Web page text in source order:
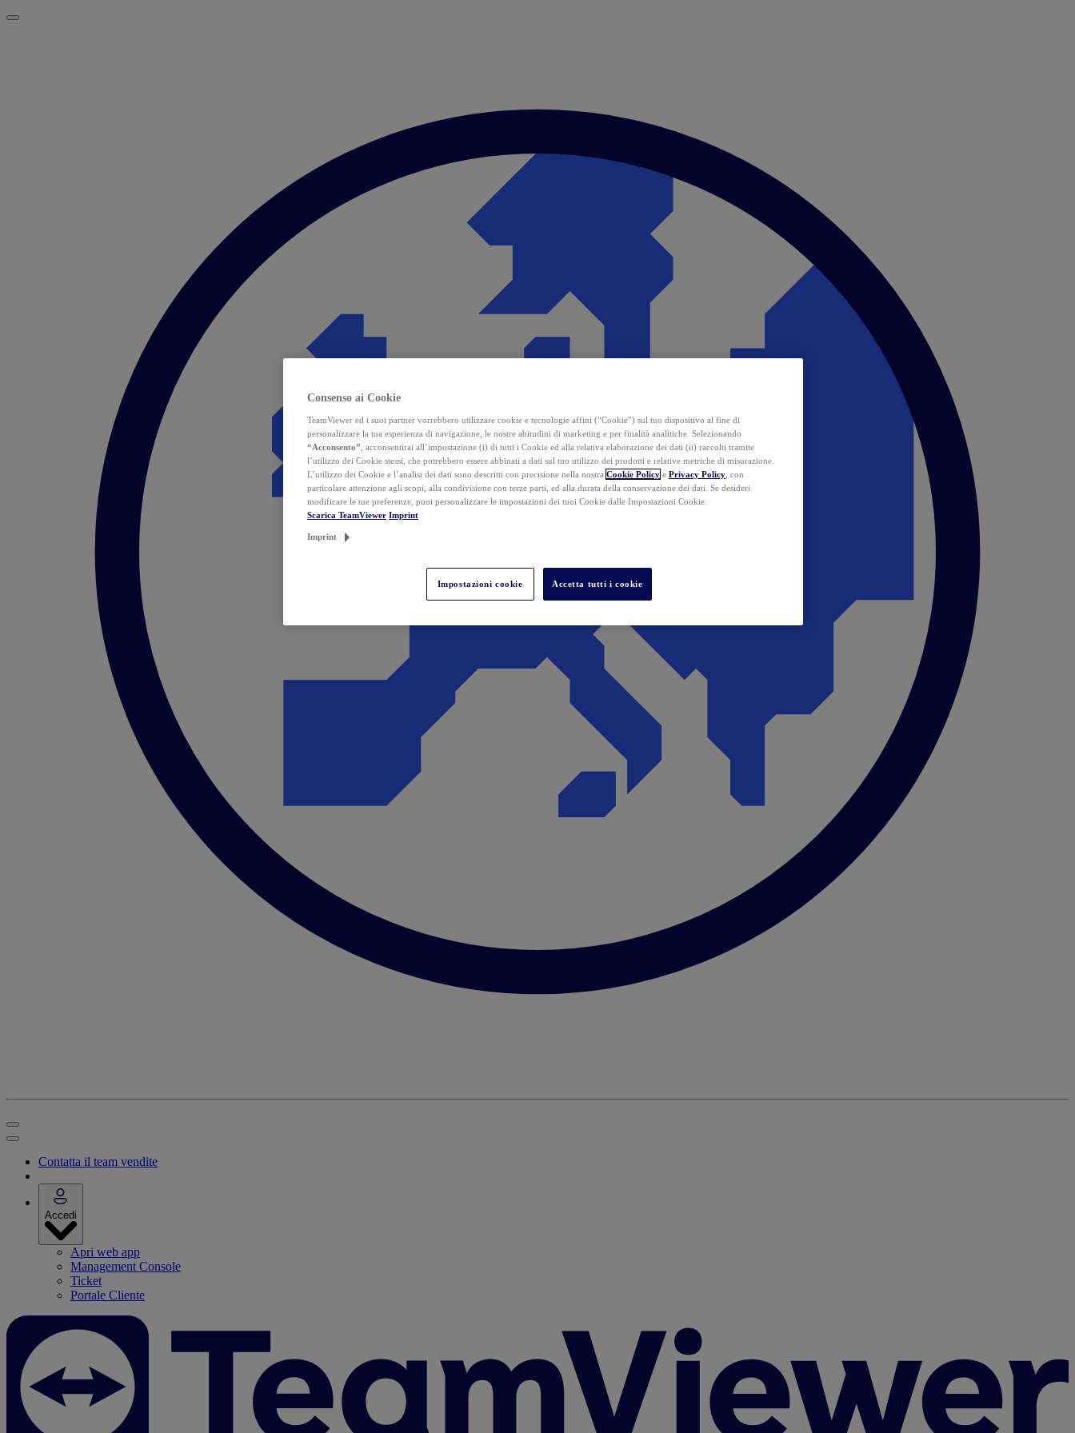
Contatta il team vendite
Accedi
Apri web app
Management Console
Ticket
Portale Cliente
Consenso ai Cookie
TeamViewer ed i suoi partner vorrebbero utilizzare cookie e tecnologie affini (“Cookie”) sul tuo dispositivo al fine di
personalizzare la tua esperienza di navigazione, le nostre abitudini di marketing e per finalità analitiche. Selezionando
“Acconsento” , acconsentirai all’impostazione (i) di tutti i Cookie ed alla relativa elaborazione dei dati (ii) raccolti tramite
l’utilizzo dei Cookie stessi, che potrebbero essere abbinati a dati sul tuo utilizzo dei prodotti e relative metriche di misurazione.
L’utilizzo dei Cookie e l’analisi dei dati sono descritti con precisione nella nostra Cookie Policy e Privacy Policy , con
particolare attenzione agli scopi, alla condivisione con terze parti, ed alla durata della conservazione dei dati. Se desideri
modificare le tue preferenze, puoi personalizzare le impostazioni dei tuoi Cookie dalle Impostazioni Cookie.
Scarica TeamViewer Imprint
Imprint
Impostazioni cookie Accetta tutti i cookie